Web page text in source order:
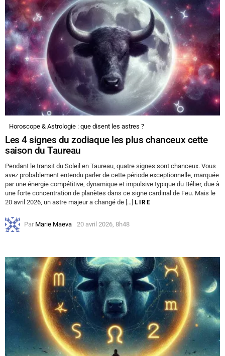
Horoscope & Astrologie : que disent les astres ?
Les 4 signes du zodiaque les plus chanceux cette
saison du Taureau
Pendant le transit du Soleil en Taureau, quatre signes sont chanceux. Vous
avez probablement entendu parler de cette période exceptionnelle, marquée
par une énergie compétitive, dynamique et impulsive typique du Bélier, due à
une forte concentration de planètes dans ce signe cardinal de Feu. Mais le
20 avril 2026, un astre majeur a changé de […] LIRE
Par Marie Maeva 20 avril 2026, 8h48